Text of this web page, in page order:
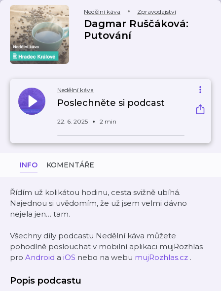
Nedělní káva Zpravodajství
Dagmar Ruščáková:
Putování
Nedělní káva
Poslechněte si podcast
22. 6. 2025 2 min
INFO KOMENTÁŘE
Řídím už kolikátou hodinu, cesta svižně ubíhá.
Najednou si uvědomím, že už jsem velmi dávno
nejela jen… tam.
Všechny díly podcastu Nedělní káva můžete
pohodlně poslouchat v mobilní aplikaci mujRozhlas
pro Android a iOS nebo na webu mujRozhlas.cz .
Popis podcastu